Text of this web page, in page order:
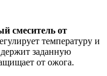
смеситель от
температуру и
заданную
от ожога.